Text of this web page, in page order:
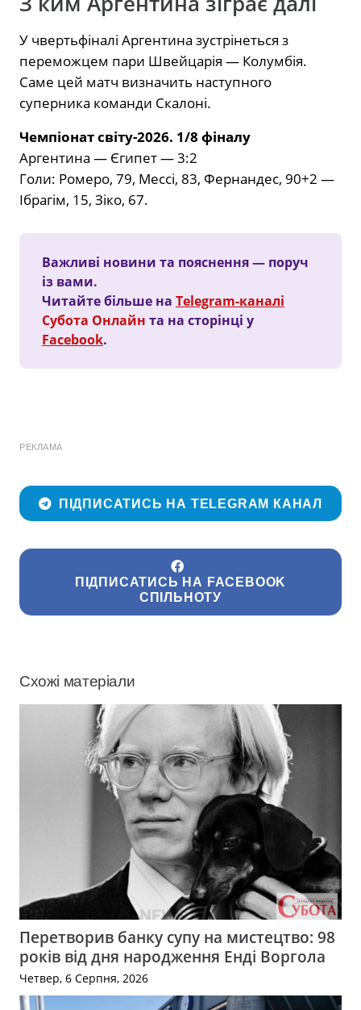
У чвертьфіналі Аргентина зустрінеться з
переможцем пари Швейцарія — Колумбія.
Саме цей матч визначить наступного
суперника команди Скалоні.
Чемпіонат світу-2026. 1/8 фіналу
Аргентина — Єгипет — 3:2
Голи: Ромеро, 79, Мессі, 83, Фернандес, 90+2 —
Ібрагім, 15, Зіко, 67.
Важливі новини та пояснення — поруч
із вами.
Читайте більше на Telegram-каналі
Субота Онлайн та на сторінці у
Facebook.
РЕКЛАМА
ПІДПИСАТИСЬ НА TELEGRAM КАНАЛ
ПІДПИСАТИСЬ НА FACEBOOK
СПІЛЬНОТУ
Схожі матеріали
Перетворив банку супу на мистецтво: 98
років від дня народження Енді Воргола
Четвер, 6 Серпня, 2026